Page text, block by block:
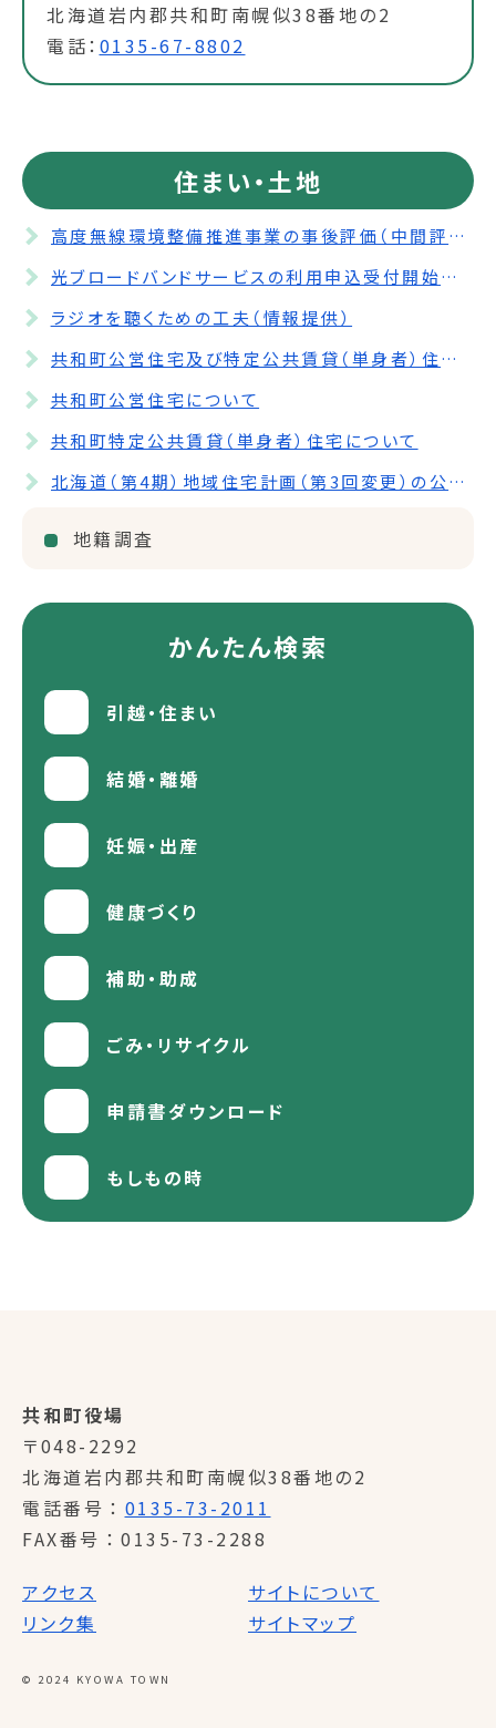
北海道岩内郡共和町南幌似38番地の2
電話： 0135-67-8802
住まい・土地
高度無線環境整備推進事業の事後評価（中間評価）
光ブロードバンドサービスの利用申込受付開始について
ラジオを聴くための工夫（情報提供）
共和町公営住宅及び特定公共賃貸（単身者）住宅の空き部屋情報について
共和町公営住宅について
共和町特定公共賃貸（単身者）住宅について
北海道（第4期）地域住宅計画（第3回変更）の公表について
地籍調査
かんたん検索
引越・住まい
結婚・離婚
妊娠・出産
健康づくり
補助・助成
ごみ・リサイクル
申請書ダウンロード
もしもの時
共和町役場
〒048-2292
北海道岩内郡共和町南幌似38番地の2
電話番号
0135-73-2011
FAX番号
0135-73-2288
アクセス
サイトについて
リンク集
サイトマップ
© 2024 KYOWA TOWN